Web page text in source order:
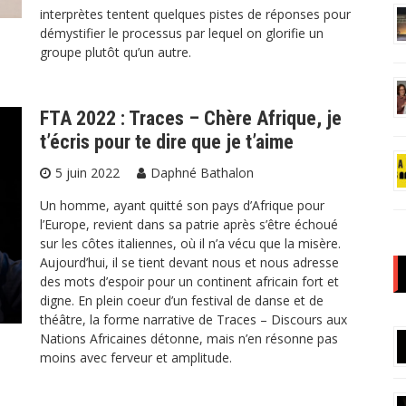
interprètes tentent quelques pistes de réponses pour
démystifier le processus par lequel on glorifie un
groupe plutôt qu’un autre.
FTA 2022 : Traces – Chère Afrique, je
t’écris pour te dire que je t’aime
5 juin 2022
Daphné Bathalon
Un homme, ayant quitté son pays d’Afrique pour
l’Europe, revient dans sa patrie après s’être échoué
sur les côtes italiennes, où il n’a vécu que la misère.
Aujourd’hui, il se tient devant nous et nous adresse
des mots d’espoir pour un continent africain fort et
digne. En plein coeur d’un festival de danse et de
théâtre, la forme narrative de Traces – Discours aux
Nations Africaines détonne, mais n’en résonne pas
moins avec ferveur et amplitude.